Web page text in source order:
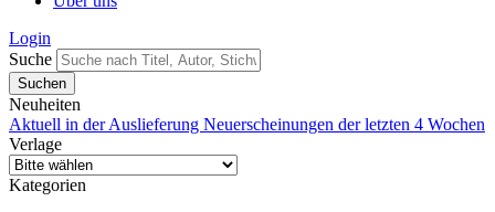
Login
Suche
Neuheiten
Aktuell in der Auslieferung Neuerscheinungen der letzten 4 Wochen
Verlage
Kategorien